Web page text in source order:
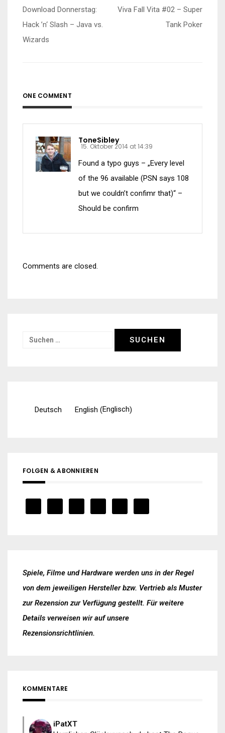
Beitragsnavigation
Download Donnerstag:
Hack ’n‘ Slash – Java vs.
Wizards
Viva Fall Vita #02 – Super
Tank Poker
ONE COMMENT
ToneSibley
15. Oktober 2014 at 14:39
Found a typo guys – „Every level
of the 96 available (PSN says 108
but we couldn’t confimr that)“ –
Should be confirm
Comments are closed.
Suchen
Deutsch English (Englisch)
FOLGEN & ABONNIEREN
Spiele, Filme und Hardware werden uns in der Regel
von dem jeweiligen Hersteller bzw. Vertrieb als Muster
zur Rezension zur Verfügung gestellt. Für weitere
Details verweisen wir auf unsere
Rezensionsrichtlinien.
KOMMENTARE
iPatXT